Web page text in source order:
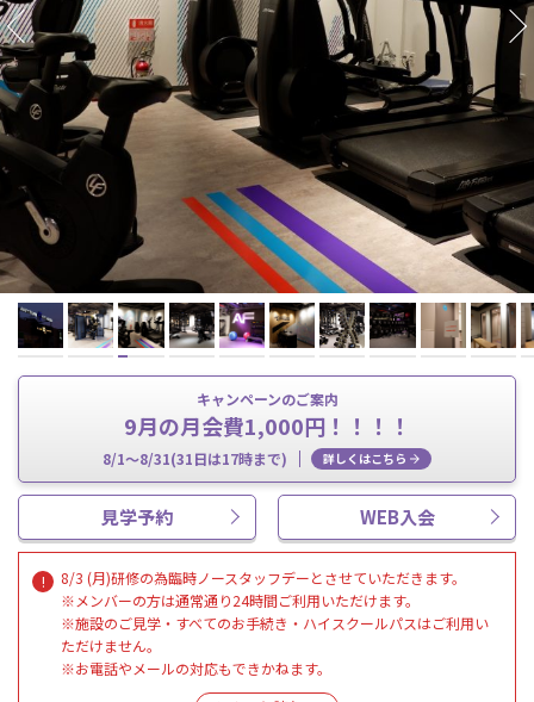
キャンペーンのご案内
9月の月会費1,000円！！！！
8/1～8/31(31日は17時まで) 詳しくはこちら
見学予約 WEB入会
8/3 (月)研修の為臨時ノースタッフデーとさせていただきます。
※メンバーの方は通常通り24時間ご利用いただけます。
※施設のご見学・すべてのお手続き・ハイスクールパスはご利用い
ただけません。
※お電話やメールの対応もできかねます。
※清掃のみスタッフがおこないます。